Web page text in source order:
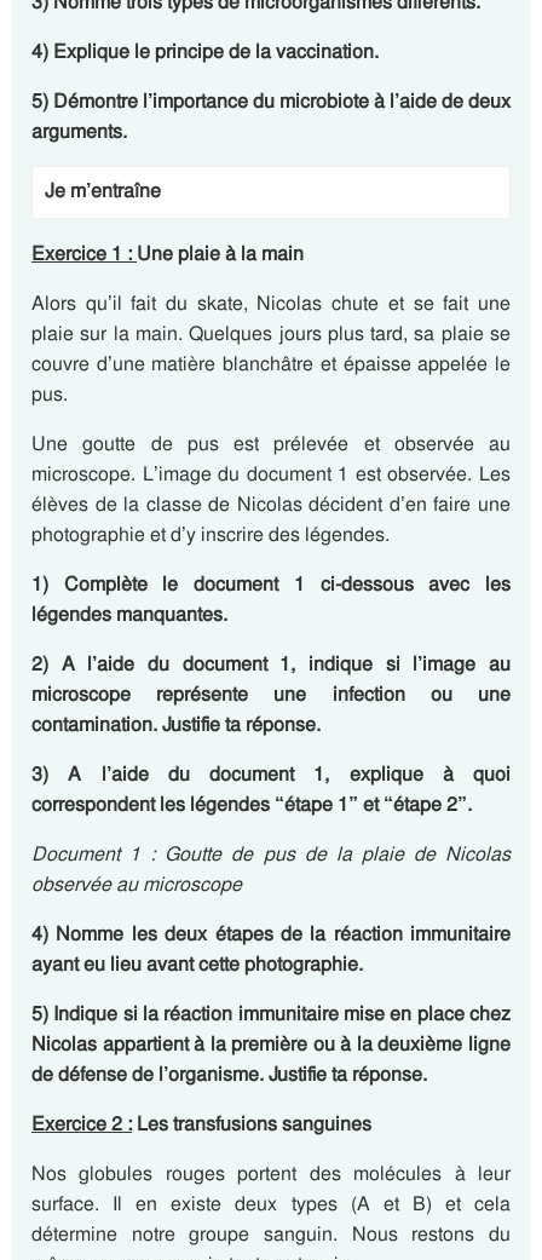
4) Explique le principe de la vaccination.
5) Démontre l’importance du microbiote à l’aide de deux
arguments.
Je m’entraîne
Exercice 1 : Une plaie à la main
Alors qu’il fait du skate, Nicolas chute et se fait une
plaie sur la main. Quelques jours plus tard, sa plaie se
couvre d’une matière blanchâtre et épaisse appelée le
pus.
Une goutte de pus est prélevée et observée au
microscope. L’image du document 1 est observée. Les
élèves de la classe de Nicolas décident d’en faire une
photographie et d’y inscrire des légendes.
1) Complète le document 1 ci-dessous avec les
légendes manquantes.
2) A l’aide du document 1, indique si l’image au
microscope représente une infection ou une
contamination. Justifie ta réponse.
3) A l’aide du document 1, explique à quoi
correspondent les légendes “étape 1” et “étape 2”.
Document 1 : Goutte de pus de la plaie de Nicolas
observée au microscope
4) Nomme les deux étapes de la réaction immunitaire
ayant eu lieu avant cette photographie.
5) Indique si la réaction immunitaire mise en place chez
Nicolas appartient à la première ou à la deuxième ligne
de défense de l’organisme. Justifie ta réponse.
Exercice 2 : Les transfusions sanguines
Nos globules rouges portent des molécules à leur
surface. Il en existe deux types (A et B) et cela
détermine notre groupe sanguin. Nous restons du